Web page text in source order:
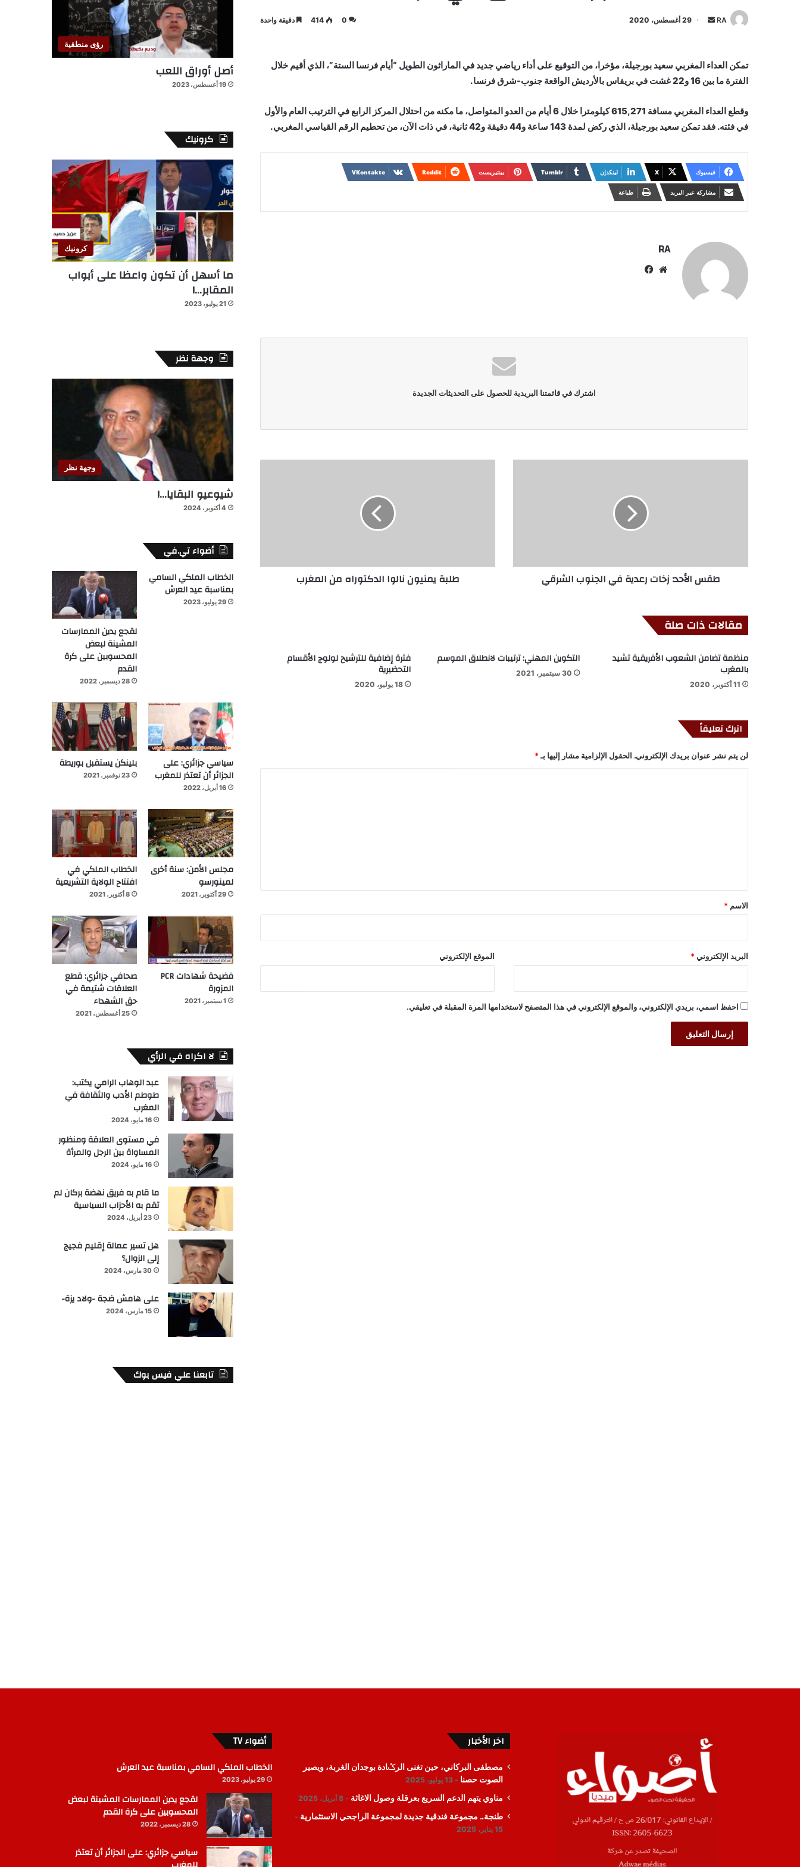
RA
أرسل 29 أغسطس، 2020 0
414 دقيقة واحدة
تمكن العداء المغربي سعيد بورجيلة، مؤخرا، من التوقيع على أداء رياضي جديد في الماراثون الطويل “أيام فرنسا الستة”، الذي أقيم خلال
الفترة ما بين 16 و22 غشت في بريفاس بالأرديش الواقعة جنوب-شرق فرنسا.
وقطع العداء المغربي مسافة 615,271 كيلومترا خلال 6 أيام من العدو المتواصل، ما مكنه من احتلال المركز الرابع في الترتيب العام والأول
في فئته. فقد تمكن سعيد بورجيلة، الذي ركض لمدة 143 ساعة و44 دقيقة و42 ثانية، في ذات الآن، من تحطيم الرقم القياسي المغربي.
فيسبوك X لينكدإن بينتيريست
مشاركة عبر البريد طباعة
RA
موقع
اشترك في قائمتنا البريدية للحصول على التحديثات الجديدة
طقس الأحد: زخات رعدية في الجنوب الشرقي طلبة يمنيون نالوا الدكتوراه من المغرب
مقالات ذات صلة
منظمة تضامن الشعوب الأفريقية تشيد
بالمغرب
11 أكتوبر، 2020
التكوين المهني: ترتيبات لانطلاق الموسم
30 سبتمبر، 2021
فترة إضافية للترشيح لولوج الأقسام
التحضيرية
18 يوليو، 2020
اترك تعليقاً
لن يتم نشر عنوان بريدك الإلكتروني. الحقول الإلزامية مشار إليها بـ*
*
الاسم *
البريد الإلكتروني * الموقع الإلكتروني
احفظ اسمي، بريدي الإلكتروني، والموقع الإلكتروني في هذا المتصفح لاستخدامها المرة المقبلة في تعليقي.
رؤى منطقية
أصل أوراق اللعب
19 أغسطس، 2023
كرونيك
كرونيك
ما أسهل أن تكون واعظا على أبواب
المقابر…!
21 يوليو، 2023
وجهة نظر
وجهة نظر
شيوعيو البقايا…!
4 أكتوبر، 2024
أضواء تي.في
الخطاب الملكي السامي
بمناسبة عيد العرش
29 يوليو، 2023
لقجع يدين الممارسات
المشينة لبعض
المحسوبين على كرة
القدم
28 ديسمبر، 2022
سياسي جزائري: على
الجزائر أن تعتذر للمغرب
16 أبريل، 2022
بلينكن يستقبل بوريطة
23 نوفمبر، 2021
مجلس الأمن: سنة أخرى
لمينورسو
29 أكتوبر، 2021
الخطاب الملكي في
افتتاح الولاية التشريعية
8 أكتوبر، 2021
فضيحة شهادات PCR
المزورة
1 سبتمبر، 2021
صحافي جزائري: قطع
العلاقات شتيمة في
حق الشهداء
25 أغسطس، 2021
لا اكراه في الرأي
عبد الوهاب الرامي يكتب:
طوطم الأدب والثقافة في
المغرب
16 مايو، 2024
في مستوى العلاقة ومنظور
المساواة بين الرجل والمرأة
16 مايو، 2024
ما قام به فريق نهضة بركان لم
تقم به الأحزاب السياسية
23 أبريل، 2024
هل تسير عمالة إقليم فجيج
إلى الزوال؟
30 مارس، 2024
على هامش ضجة -ولاد يزة-
15 مارس، 2024
تابعنا علي فيس بوك
اخر الأخبار
مصطفى البركاني، حين تغنى الرݣادة بوجدان الغربة، ويصير
الصوت حصنا
13 يوليو، 2025
مناوي يتهم الدعم السريع بعرقلة وصول الاغاثة 8 أبريل، 2025
طنجة.. مجموعة فندقية جديدة لمجموعة الراجحي الاستثمارية
15 يناير، 2025
أضواء TV
الخطاب الملكي السامي بمناسبة عيد العرش
29 يوليو، 2023
لقجع يدين الممارسات المشينة لبعض
المحسوبين على كرة القدم
28 ديسمبر، 2022
سياسي جزائري: على الجزائر أن تعتذر